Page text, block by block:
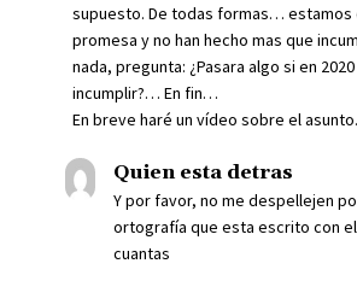
supuesto. De todas formas… estamos
promesa y no han hecho mas que
nada, pregunta: ¿Pasara algo si en
incumplir?… En fin…
En breve haré un vídeo sobre el
Quien esta detras
Y por favor, no me despellejen
ortografía que esta escrito con
cuantas